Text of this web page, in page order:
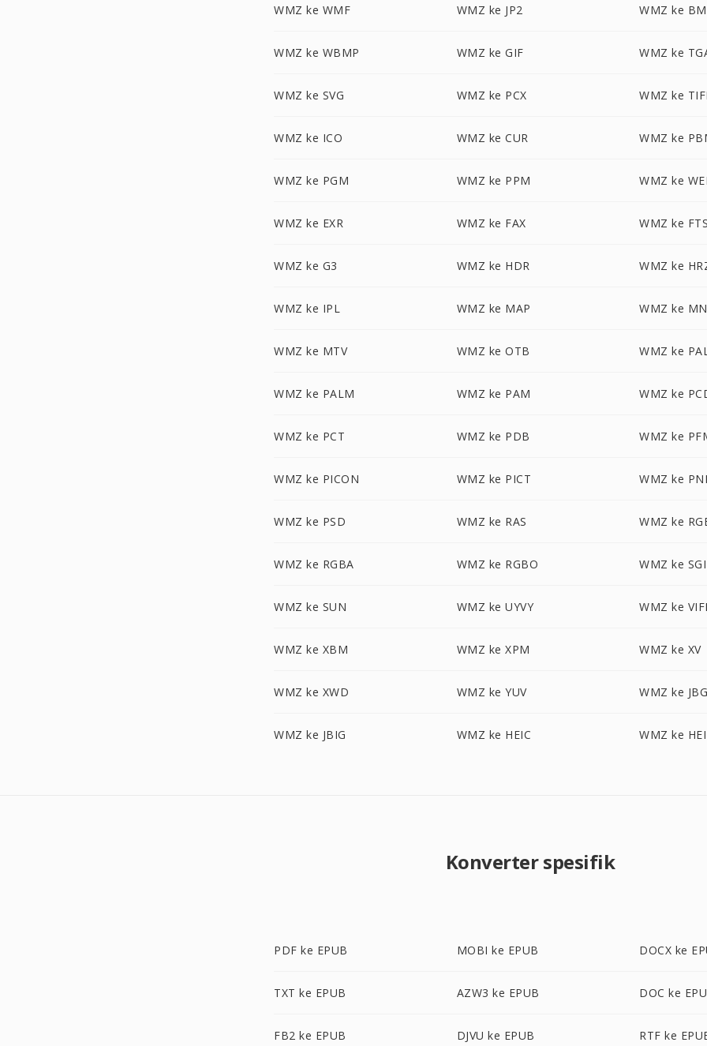
WMZ ke WMF WMZ ke JP2 WMZ ke
WMZ ke WBMP WMZ ke GIF WMZ ke
WMZ ke SVG WMZ ke PCX WMZ ke
WMZ ke ICO WMZ ke CUR WMZ ke
WMZ ke PGM WMZ ke PPM WMZ ke
WMZ ke EXR WMZ ke FAX WMZ ke
WMZ ke G3 WMZ ke HDR WMZ ke
WMZ ke IPL WMZ ke MAP WMZ ke
WMZ ke MTV WMZ ke OTB WMZ ke
WMZ ke PALM WMZ ke PAM WMZ ke
WMZ ke PCT WMZ ke PDB WMZ ke
WMZ ke PICON WMZ ke PICT WMZ ke
WMZ ke PSD WMZ ke RAS WMZ ke
WMZ ke RGBA WMZ ke RGBO WMZ ke SGI
WMZ ke SUN WMZ ke UYVY WMZ ke
WMZ ke XBM WMZ ke XPM WMZ ke XV
WMZ ke XWD WMZ ke YUV WMZ ke
WMZ ke JBIG WMZ ke HEIC WMZ ke
Konverter spesifik
PDF ke EPUB MOBI ke EPUB DOCX ke
TXT ke EPUB AZW3 ke EPUB DOC ke
FB2 ke EPUB DJVU ke EPUB RTF ke